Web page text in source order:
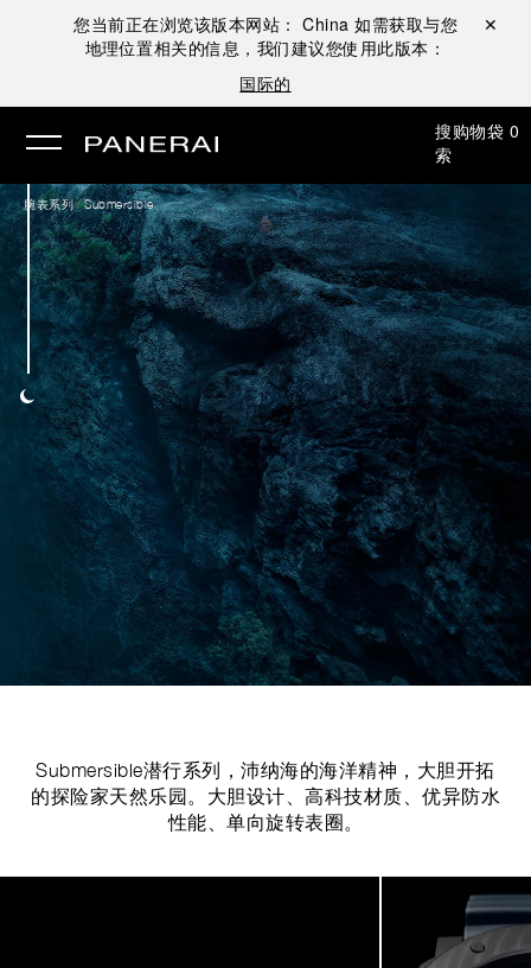
您当前正在浏览该版本网站： China 如需获取与您
地理位置相关的信息，我们建议您使用此版本：
国际的
关闭 ✕
搜
索
购物袋 0
腕表系列 /Submersible
Submersible潜行系列，沛纳海的海洋精神，大胆开拓
的探险家天然乐园。大胆设计、高科技材质、优异防水
性能、单向旋转表圈。
Image